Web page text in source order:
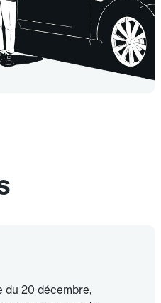
du 20 décembre,